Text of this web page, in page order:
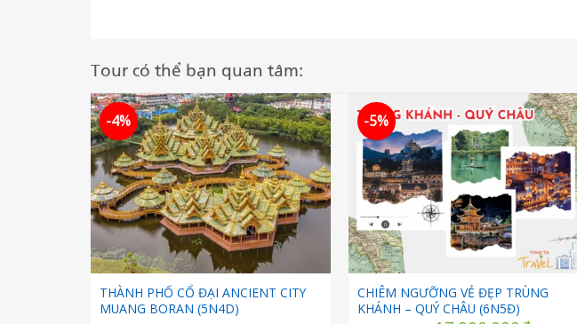
Tour có thể bạn quan tâm:
-4%
THÀNH PHỐ CỔ ĐẠI ANCIENT CITY
MUANG BORAN (5N4D)
-5%
CHIÊM NGƯỠNG VẺ ĐẸP TRÙNG
KHÁNH – QUÝ CHÂU (6N5Đ)